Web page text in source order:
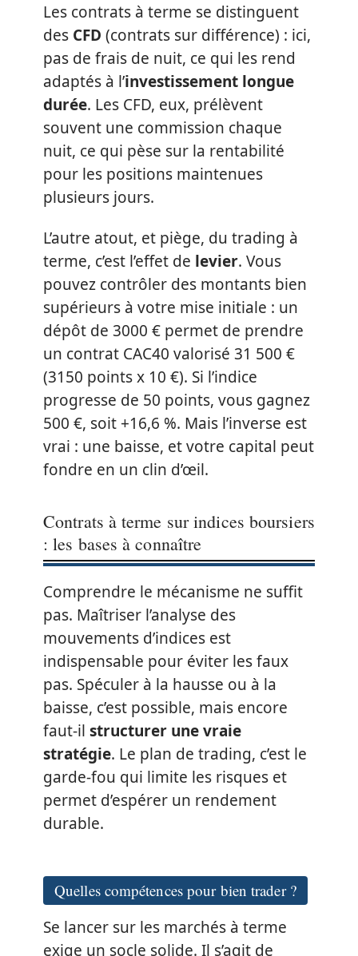
Les contrats à terme se distinguent
des CFD (contrats sur différence) : ici,
pas de frais de nuit, ce qui les rend
adaptés à l’investissement longue
durée. Les CFD, eux, prélèvent
souvent une commission chaque
nuit, ce qui pèse sur la rentabilité
pour les positions maintenues
plusieurs jours.
L’autre atout, et piège, du trading à
terme, c’est l’effet de levier. Vous
pouvez contrôler des montants bien
supérieurs à votre mise initiale : un
dépôt de 3000 € permet de prendre
un contrat CAC40 valorisé 31 500 €
(3150 points x 10 €). Si l’indice
progresse de 50 points, vous gagnez
500 €, soit +16,6 %. Mais l’inverse est
vrai : une baisse, et votre capital peut
fondre en un clin d’œil.
Contrats à terme sur indices boursiers
: les bases à connaître
Comprendre le mécanisme ne suffit
pas. Maîtriser l’analyse des
mouvements d’indices est
indispensable pour éviter les faux
pas. Spéculer à la hausse ou à la
baisse, c’est possible, mais encore
faut-il structurer une vraie
stratégie. Le plan de trading, c’est le
garde-fou qui limite les risques et
permet d’espérer un rendement
durable.
Quelles compétences pour bien trader ?
Se lancer sur les marchés à terme
exige un socle solide. Il s’agit de